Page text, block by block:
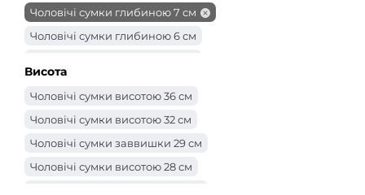
Чоловічі сумки шириною 14 см
Чоловічі сумки глибиною 7 см
Чоловічі сумки глибиною 6 см
Чоловічі сумки глибиною 2 см
Висота
Чоловічі сумки висотою 36 см
Чоловічі сумки висотою 32 см
Чоловічі сумки заввишки 29 см
Чоловічі сумки висотою 28 см